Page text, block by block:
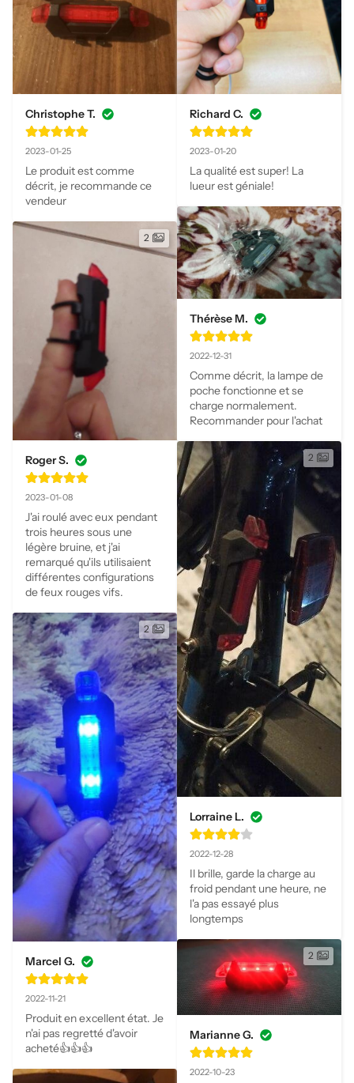
Christophe T.
2023-01-25
Le produit est comme
décrit, je recommande ce
vendeur
2
Roger S.
2023-01-08
J'ai roulé avec eux pendant
trois heures sous une
légère bruine, et j'ai
remarqué qu'ils utilisaient
différentes configurations
de feux rouges vifs.
2
Marcel G.
2022-11-21
Produit en excellent état. Je
n'ai pas regretté d'avoir
acheté👍👍👍
Richard C.
2023-01-20
La qualité est super! La
lueur est géniale!
Thérèse M.
2022-12-31
Comme décrit, la lampe de
poche fonctionne et se
charge normalement.
Recommander pour l'achat
2
Lorraine L.
2022-12-28
Il brille, garde la charge au
froid pendant une heure, ne
l'a pas essayé plus
longtemps
2
Marianne G.
2022-10-23